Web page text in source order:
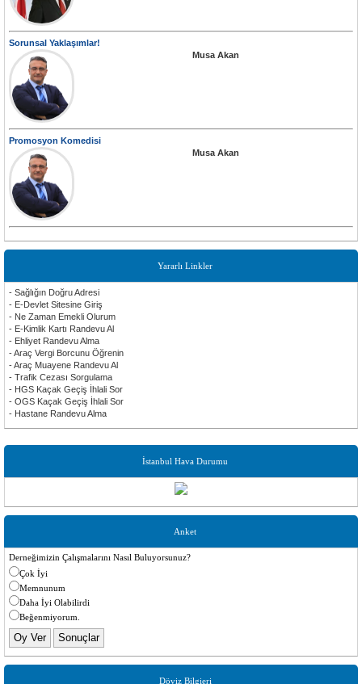
İstanbul Hava Durumu
Anket
Derneğimizin Çalışmalarını Nasıl Buluyorsunuz?
Çok İyi
Memnunum
Daha İyi Olabilirdi
Beğenmiyorum.
Döviz Bilgieri
Sorunsal Yaklaşımlar!
Musa Akan
Promosyon Komedisi
Musa Akan
Yararlı Linkler
- Sağlığın Doğru Adresi
- E-Devlet Sitesine Giriş
- Ne Zaman Emekli Olurum
- E-Kimlik Kartı Randevu Al
- Ehliyet Randevu Alma
- Araç Vergi Borcunu Öğrenin
- Araç Muayene Randevu Al
- Trafik Cezası Sorgulama
- HGS Kaçak Geçiş İhlali Sor
- OGS Kaçak Geçiş İhlali Sor
- Hastane Randevu Alma